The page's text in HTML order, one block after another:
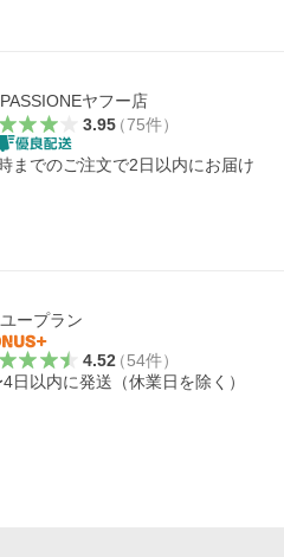
PASSIONEヤフー店
3.95（75件）
までのご注文で2日以内にお届け
ユープラン
4.52（54件）
4日以内に発送（休業日を除く）